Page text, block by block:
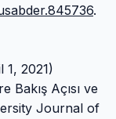
.
1, 2021)
Bakış Açısı ve
Journal of